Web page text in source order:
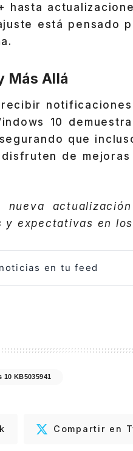
hasta
está pensado
Más Allá
10
que
de
y expectativas en
en tu feed
10 KB5035941
Compartir en